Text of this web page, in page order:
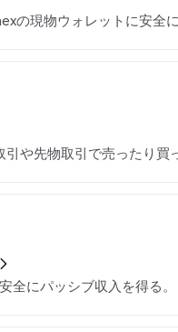
の現物ウォレットに安全に
引や先物取引で売ったり買
全にパッシブ収入を得る。